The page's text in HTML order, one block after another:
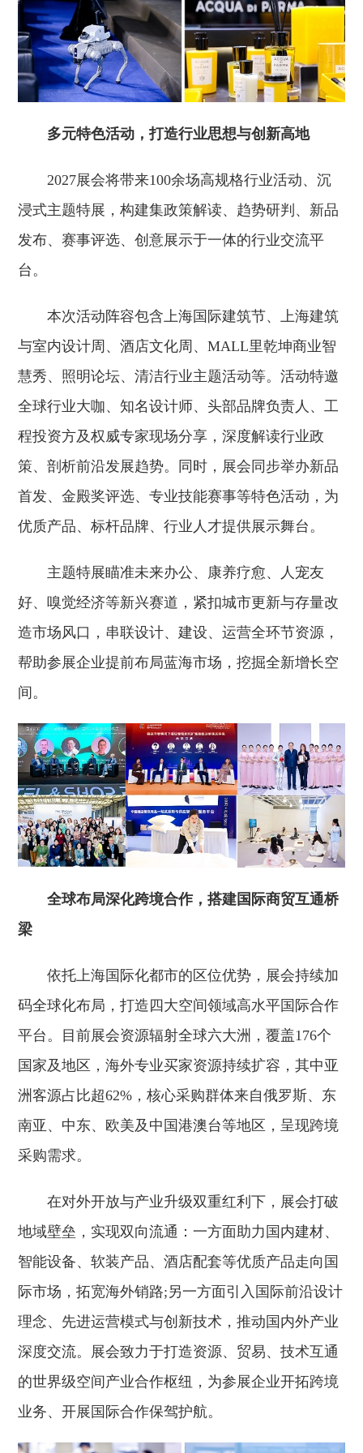
多元特色活动，打造行业思想与创新高地
2027展会将带来100余场高规格行业活动、沉
浸式主题特展，构建集政策解读、趋势研判、新品
发布、赛事评选、创意展示于一体的行业交流平
台。
本次活动阵容包含上海国际建筑节、上海建筑
与室内设计周、酒店文化周、MALL里乾坤商业智
慧秀、照明论坛、清洁行业主题活动等。活动特邀
全球行业大咖、知名设计师、头部品牌负责人、工
程投资方及权威专家现场分享，深度解读行业政
策、剖析前沿发展趋势。同时，展会同步举办新品
首发、金殿奖评选、专业技能赛事等特色活动，为
优质产品、标杆品牌、行业人才提供展示舞台。
主题特展瞄准未来办公、康养疗愈、人宠友
好、嗅觉经济等新兴赛道，紧扣城市更新与存量改
造市场风口，串联设计、建设、运营全环节资源，
帮助参展企业提前布局蓝海市场，挖掘全新增长空
间。
全球布局深化跨境合作，搭建国际商贸互通桥
梁
依托上海国际化都市的区位优势，展会持续加
码全球化布局，打造四大空间领域高水平国际合作
平台。目前展会资源辐射全球六大洲，覆盖176个
国家及地区，海外专业买家资源持续扩容，其中亚
洲客源占比超62%，核心采购群体来自俄罗斯、东
南亚、中东、欧美及中国港澳台等地区，呈现跨境
采购需求。
在对外开放与产业升级双重红利下，展会打破
地域壁垒，实现双向流通：一方面助力国内建材、
智能设备、软装产品、酒店配套等优质产品走向国
际市场，拓宽海外销路;另一方面引入国际前沿设计
理念、先进运营模式与创新技术，推动国内外产业
深度交流。展会致力于打造资源、贸易、技术互通
的世界级空间产业合作枢纽，为参展企业开拓跨境
业务、开展国际合作保驾护航。